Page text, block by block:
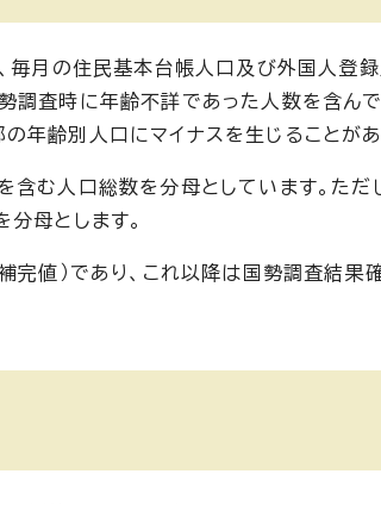
毎月の住民基本台帳人口及び外国人登
調査時に年齢不詳であった人数を含ん
年齢別人口にマイナスを生じることがあ
含む人口総数を分母としています。た
母とします。
値）であり、これ以降は国勢調査結果